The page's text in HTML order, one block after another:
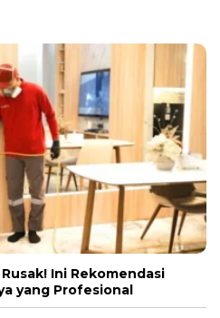
Ini Rekomendasi
yang Profesional